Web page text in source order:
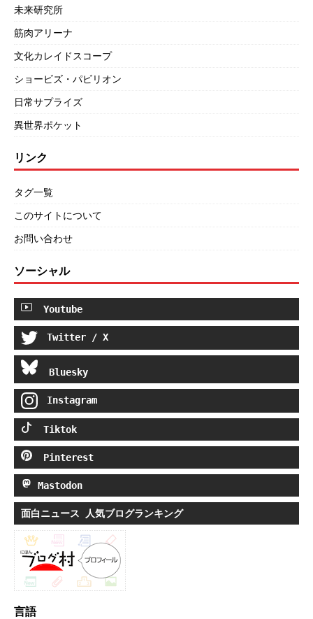
未来研究所
筋肉アリーナ
文化カレイドスコープ
ショービズ・パビリオン
日常サプライズ
異世界ポケット
リンク
タグ一覧
このサイトについて
お問い合わせ
ソーシャル
Youtube
Twitter / X
Bluesky
Instagram
Tiktok
Pinterest
Mastodon
面白ニュース 人気ブログランキング
言語